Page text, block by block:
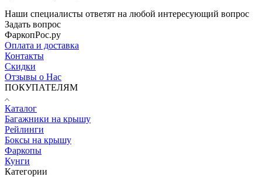
Наши специалисты ответят на любой интересующий вопрос
Задать вопрос
ФаркопРос.ру
Оплата и доставка
Контакты
Скидки
Отзывы о Нас
ПОКУПАТЕЛЯМ
Каталог
Багажники на крышу
Рейлинги
Боксы на крышу
Фаркопы
Кунги
Категории